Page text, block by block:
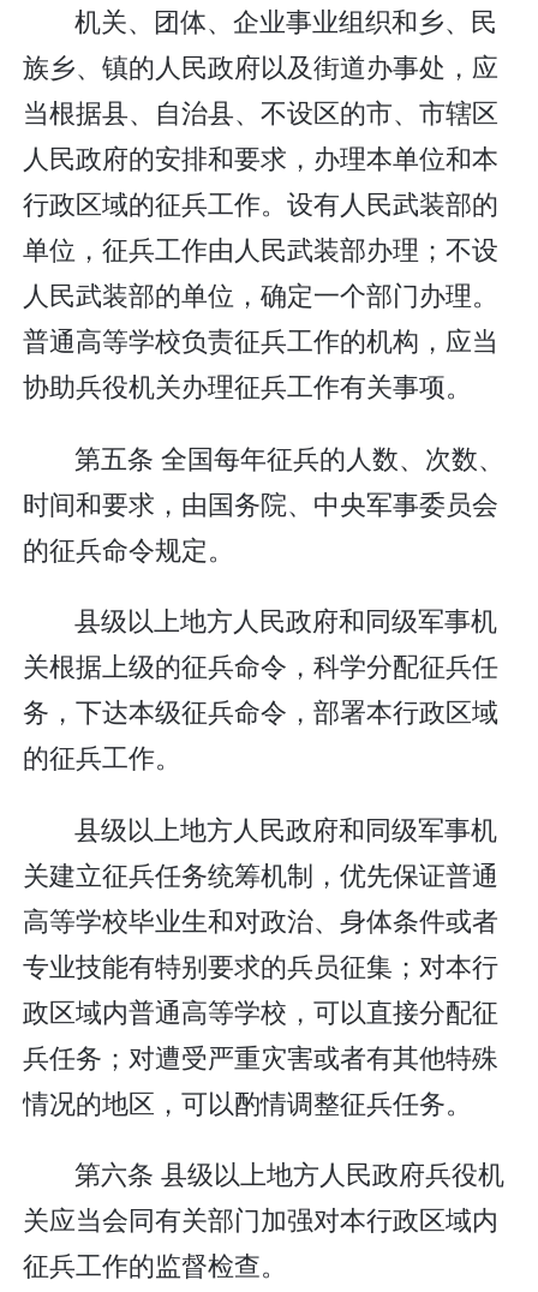
机关、团体、企业事业组织和乡、民
族乡、镇的人民政府以及街道办事处，应
当根据县、自治县、不设区的市、市辖区
人民政府的安排和要求，办理本单位和本
行政区域的征兵工作。设有人民武装部的
单位，征兵工作由人民武装部办理；不设
人民武装部的单位，确定一个部门办理。
普通高等学校负责征兵工作的机构，应当
协助兵役机关办理征兵工作有关事项。
第五条 全国每年征兵的人数、次数、
时间和要求，由国务院、中央军事委员会
的征兵命令规定。
县级以上地方人民政府和同级军事机
关根据上级的征兵命令，科学分配征兵任
务，下达本级征兵命令，部署本行政区域
的征兵工作。
县级以上地方人民政府和同级军事机
关建立征兵任务统筹机制，优先保证普通
高等学校毕业生和对政治、身体条件或者
专业技能有特别要求的兵员征集；对本行
政区域内普通高等学校，可以直接分配征
兵任务；对遭受严重灾害或者有其他特殊
情况的地区，可以酌情调整征兵任务。
第六条 县级以上地方人民政府兵役机
关应当会同有关部门加强对本行政区域内
征兵工作的监督检查。